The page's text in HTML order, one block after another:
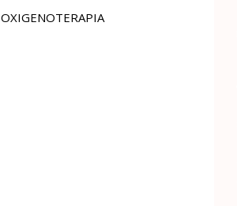
OXIGENOTERAPIA